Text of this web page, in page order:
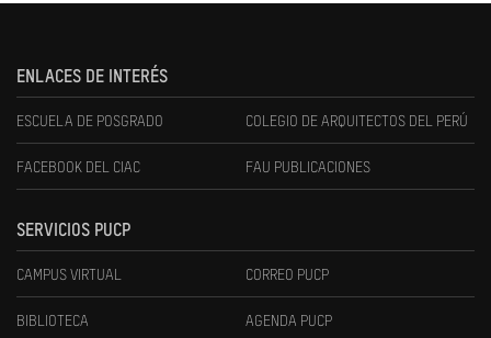
ENLACES DE INTERÉS
ESCUELA DE POSGRADO COLEGIO DE ARQUITECTOS DEL PERÚ
FACEBOOK DEL CIAC FAU PUBLICACIONES
SERVICIOS PUCP
CAMPUS VIRTUAL CORREO PUCP
BIBLIOTECA AGENDA PUCP